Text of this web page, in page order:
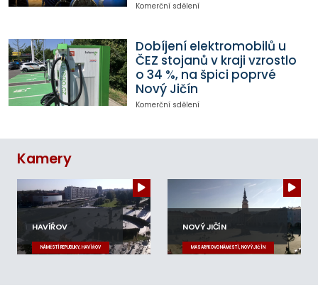
Komerční sdělení
Dobíjení elektromobilů u
ČEZ stojanů v kraji vzrostlo
o 34 %, na špici poprvé
Nový Jičín
Komerční sdělení
Kamery
HAVÍŘOV
NÁMĚSTÍ REPUBLIKY, HAVÍŘOV
NOVÝ JIČÍN
MASARYKOVO NÁMĚSTÍ, NOVÝ JIČÍN